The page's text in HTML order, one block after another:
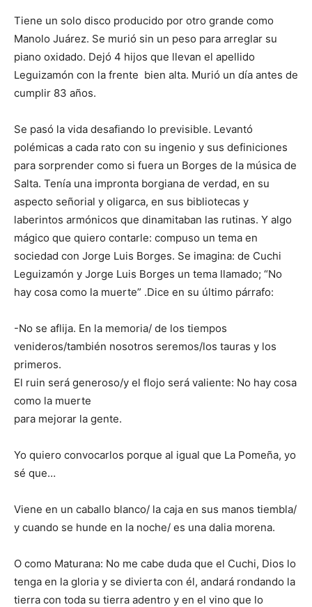
Tiene un solo disco producido por otro grande como
Manolo Juárez. Se murió sin un peso para arreglar su
piano oxidado. Dejó 4 hijos que llevan el apellido
Leguizamón con la frente bien alta. Murió un día antes de
cumplir 83 años.
Se pasó la vida desafiando lo previsible. Levantó
polémicas a cada rato con su ingenio y sus definiciones
para sorprender como si fuera un Borges de la música de
Salta. Tenía una impronta borgiana de verdad, en su
aspecto señorial y oligarca, en sus bibliotecas y
laberintos armónicos que dinamitaban las rutinas. Y algo
mágico que quiero contarle: compuso un tema en
sociedad con Jorge Luis Borges. Se imagina: de Cuchi
Leguizamón y Jorge Luis Borges un tema llamado; “No
hay cosa como la muerte” .Dice en su último párrafo:
-No se aflija. En la memoria/ de los tiempos
venideros/también nosotros seremos/los tauras y los
primeros.
El ruin será generoso/y el flojo será valiente: No hay cosa
como la muerte
para mejorar la gente.
Yo quiero convocarlos porque al igual que La Pomeña, yo
sé que…
Viene en un caballo blanco/ la caja en sus manos tiembla/
y cuando se hunde en la noche/ es una dalia morena.
O como Maturana: No me cabe duda que el Cuchi, Dios lo
tenga en la gloria y se divierta con él, andará rondando la
tierra con toda su tierra adentro y en el vino que lo